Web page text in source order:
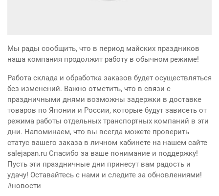
Мы рады сообщить, что в период майских праздников
наша компания продолжит работу в обычном режиме!
Работа склада и обработка заказов будет осуществляться
без изменений. Важно отметить, что в связи с
праздничными днями возможны задержки в доставке
товаров по Японии и России, которые будут зависеть от
режима работы отдельных транспортных компаний в эти
дни. Напоминаем, что вы всегда можете проверить
статус вашего заказа в личном кабинете на нашем сайте
salejapan.ru Спасибо за ваше понимание и поддержку!
Пусть эти праздничные дни принесут вам радость и
удачу! Оставайтесь с нами и следите за обновлениями!
#новости